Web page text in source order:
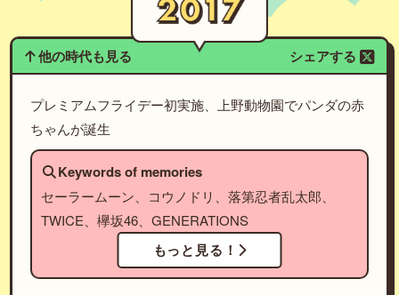
他の時代も見る シェアする
プレミアムフライデー初実施、上野動物園でパンダの赤
ちゃんが誕生
Keywords of memories
セーラームーン、コウノドリ、落第忍者乱太郎、
TWICE、欅坂46、GENERATIONS
もっと見る！